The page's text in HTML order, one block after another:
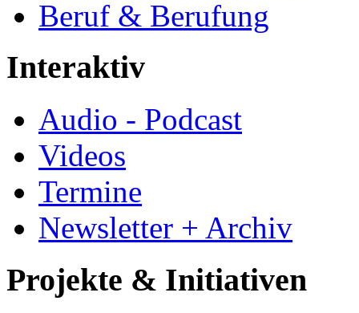
Beruf & Berufung
Interaktiv
Audio - Podcast
Videos
Termine
Newsletter + Archiv
Projekte & Initiativen